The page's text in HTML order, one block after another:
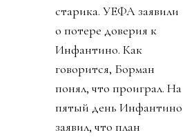
старика. УЕФА заявили
о потере доверия к
Инфантино. Как
говорится, Борман
понял, что проиграл. На
пятый день Инфантино
заявил, что план